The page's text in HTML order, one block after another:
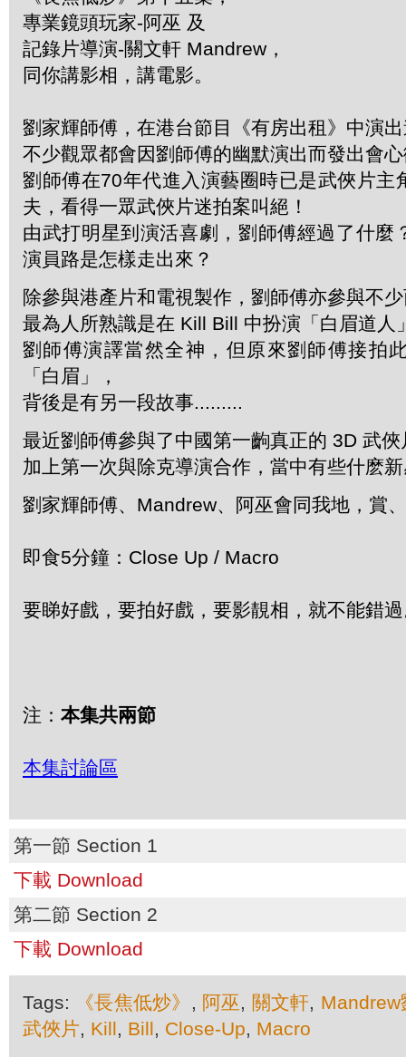
專業鏡頭玩家-阿巫 及
記錄片導演-關文軒 Mandrew，
同你講影相，講電影。
劉家輝師傅，在港台節目《有房出租》中演
不少觀眾都會因劉師傅的幽默演出而發出會
劉師傅在70年代進入演藝圈時已是武俠片主
夫，看得一眾武俠片迷拍案叫絕！
由武打明星到演活喜劇，劉師傅經過了什麼
演員路是怎樣走出來？
除參與港產片和電視製作，劉師傅亦參與不
最為人所熟識是在 Kill Bill 中扮演「白眉道人
劉師傅演譯當然全神，但原來劉師傅接拍
「白眉」，
背後是有另一段故事.........
最近劉師傅參與了中國第一齣真正的 3D 武俠
加上第一次與除克導演合作，當中有些什麽
劉家輝師傅、Mandrew、阿巫會同我地，賞
即食5分鐘：Close Up / Macro
要睇好戲，要拍好戲，要影靚相，就不能錯
注： 本集共兩節
本集討論區
第一節 Section 1
下載 Download
第二節 Section 2
下載 Download
Tags: 《長焦低炒》 , 阿巫, 關文軒, Mandrew
武俠片, Kill, Bill, Close-Up, Macro